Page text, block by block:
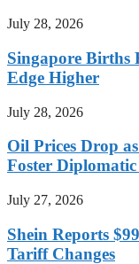
July 28, 2026
Singapore Births
Edge Higher
July 28, 2026
Oil Prices Drop
Foster
July 27, 2026
Shein Reports
Tariff Changes